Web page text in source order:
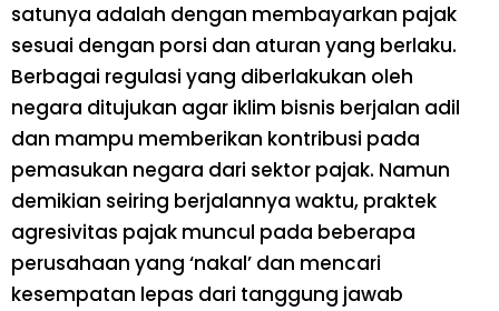
satunya adalah dengan membayarkan pajak
sesuai dengan porsi dan aturan yang berlaku.
Berbagai regulasi yang diberlakukan oleh
negara ditujukan agar iklim bisnis berjalan adil
dan mampu memberikan kontribusi pada
pemasukan negara dari sektor pajak. Namun
demikian seiring berjalannya waktu, praktek
agresivitas pajak muncul pada beberapa
perusahaan yang ‘nakal’ dan mencari
kesempatan lepas dari tanggung jawab